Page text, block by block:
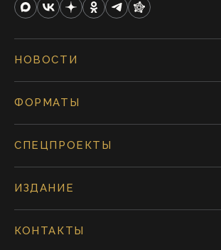
НОВОСТИ
ФОРМАТЫ
СПЕЦПРОЕКТЫ
ИЗДАНИЕ
КОНТАКТЫ